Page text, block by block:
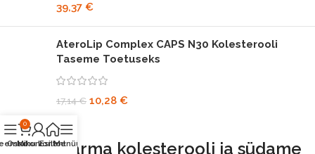
39,37 €
AteroLip Complex CAPS N30 Kolesterooli
Taseme Toetuseks
17,14€ 10,28 €
Lotos Pharma kolesterooli ja südame
0
Ostukorv
Minu konto
EsilehtMenüü